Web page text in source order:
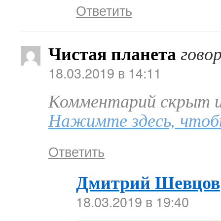
Ответить
Чистая планета
18.03.2019 в 14:11
Комментарий скрыт
Нажимте здесь,
Ответить
Дмитрий Шевцов
18.03.2019 в 19:40